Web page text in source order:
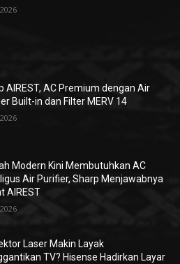
AIREST, AC Premium dengan Air
Built-in dan Filter MERV 14
Modern Kini Membutuhkan AC
Air Purifier, Sharp Menjawabnya
AIREST
Laser Makin Layak
TV? Hisense Hadirkan Layar